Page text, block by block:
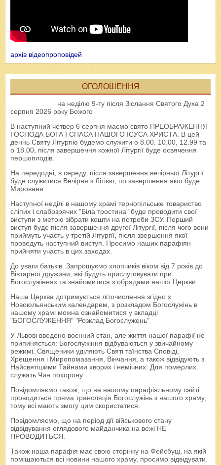
архів відеопроповідей
ОГОЛОШЕННЯ
на неділю 9-ту після Зіслання Святого Духа 2
серпня 2026 року Божого
В наступний четвер 6 серпня маємо свято ПРЕОБРАЖЕННЯ
ГОСПОДА БОГА І СПАСА НАШОГО ІСУСА ХРИСТА. В цей
деннь Святу Літургію будемо служити о 8.00, 10.00, 12.99 та
о 18.00, після завершення кожної Літургії буде освячення
першоплодів.
На передодні, в середу, після завершення вечірньої Літургії
буде служитися Вечірня з Літією, по завершення якої буде
Мированя
Наступної неділі в нашому храмі тернопільське товариство
сліпих і слабозрячих "Біла тростина" буде проводити свої
виступи з метою зібрати кошти на потреби ЗСУ. Перший
виступ буде після завершення другої Літургії, після чого вони
приймуть участь у третій Літургії, після звершення якої
проведуть наступний виступ. Просимо наших парафіян
прийняти участь в цих заходах.
До уваги батьків. Запрошуємо хлопчиків віком від 7 років до
Вівтарної дружини, які будуть прислуговувати при
Богослужіннях та знайомитися з обрядами нашої Церкви.
Наша Церква дотримується літочислення згідно з
Новоюльянським календарем, з розкладом Богослужінь в
нашому храмі можна ознайомитися у вкладці
"БОГОСЛУЖЕННЯ" "Розклад Богослужень"
У Львові введено воєнний стан, але життя нашої парафії не
припиняється: Богослужіння відбуваються у звичайному
режимі. Священики уділяють Святі таїнства Сповіді,
Хрещення і Миропомазання, Вінчання, а також відвідують з
Найсвятішими Тайнами хворих і немічних. Для померлих
служать Чин похорону.
Повідомляємо також, що на нашому парафіяльному сайті
проводиться пряма трансляція Богослужінь з нашого храму,
тому всі мають змогу цим скористатися.
Повідомляємо, що на період дії військового стану
відвідування оглядового майданчика на вежі НЕ
ПРОВОДИТЬСЯ.
Також наша парафія має свою сторінку на Фейсбуці, на якій
поміщаються всі новини нашого храму, просимо відвідувати.